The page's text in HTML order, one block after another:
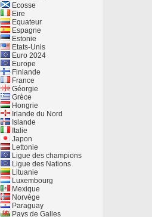
Ecosse
Eire
Equateur
Espagne
Estonie
Etats-Unis
Euro 2024
Europe
Finlande
France
Géorgie
Grèce
Hongrie
Irlande du Nord
Islande
Italie
Japon
Lettonie
Ligue des champions
Ligue des Nations
Lituanie
Luxembourg
Mexique
Norvège
Paraguay
Pays de Galles